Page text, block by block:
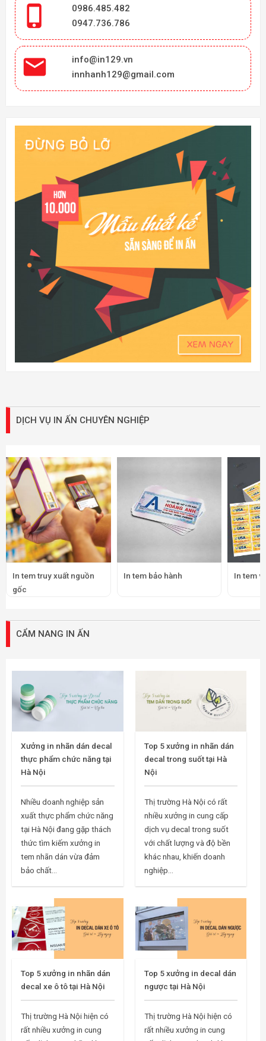

0986.485.482
0947.736.786

info@in129.vn
innhanh129@gmail.com
DỊCH VỤ IN ẤN CHUYÊN NGHIỆP
In tem truy xuất nguồn
gốc
In tem bảo hành In tem
CẨM NANG IN ẤN
Xưởng in nhãn dán decal
thực phẩm chức năng tại
Hà Nội
Nhiều doanh nghiệp sản
xuất thực phẩm chức năng
tại Hà Nội đang gặp thách
thức tìm kiếm xưởng in
tem nhãn dán vừa đảm
bảo chất...
Top 5 xưởng in nhãn dán
decal trong suốt tại Hà
Nội
Thị trường Hà Nội có rất
nhiều xưởng in cung cấp
dịch vụ decal trong suốt
với chất lượng và độ bền
khác nhau, khiến doanh
nghiệp...
Top 5 xưởng in nhãn dán
decal xe ô tô tại Hà Nội
Thị trường Hà Nội hiện có
rất nhiều xưởng in cung
Top 5 xưởng in decal dán
ngược tại Hà Nội
Thị trường Hà Nội hiện có
rất nhiều xưởng in cung